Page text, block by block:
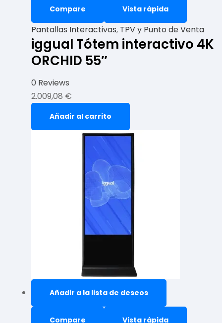
Compare Vista rápida
Pantallas Interactivas, TPV y Punto de Venta
iggual Tótem interactivo 4K
ORCHID 55″
0 Reviews
2.009,08 €
Añadir al carrito
Añadir a la lista de deseos
Compare Vista rápida